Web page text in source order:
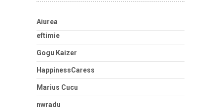
Aiurea
eftimie
Gogu Kaizer
HappinessCaress
Marius Cucu
nwradu